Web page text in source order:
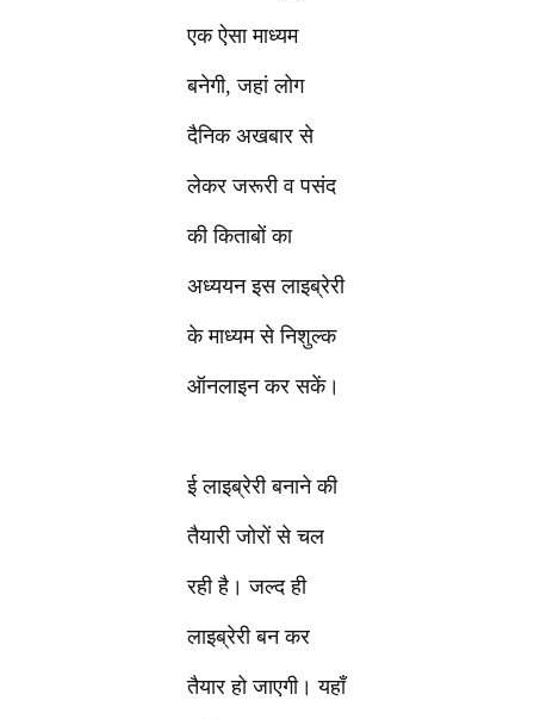
एक ऐसा माध्यम
बनेगी, जहां लोग
दैनिक अखबार से
लेकर जरूरी व पसंद
की किताबों का
अध्ययन इस लाइब्रेरी
के माध्यम से निशुल्क
ऑनलाइन कर सकें।
ई लाइब्रेरी बनाने की
तैयारी जोरों से चल
रही है। जल्द ही
लाइब्रेरी बन कर
तैयार हो जाएगी। यहाँ